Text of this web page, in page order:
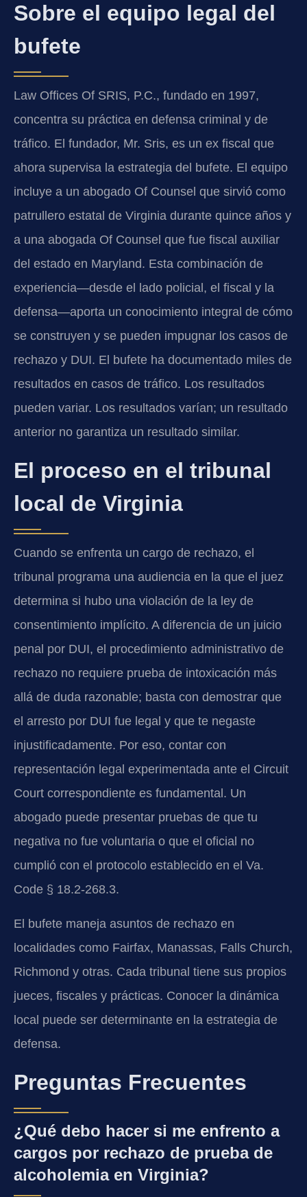
Sobre el equipo legal del
bufete
Law Offices Of SRIS, P.C., fundado en 1997,
concentra su práctica en defensa criminal y de
tráfico. El fundador, Mr. Sris, es un ex fiscal que
ahora supervisa la estrategia del bufete. El equipo
incluye a un abogado Of Counsel que sirvió como
patrullero estatal de Virginia durante quince años y
a una abogada Of Counsel que fue fiscal auxiliar
del estado en Maryland. Esta combinación de
experiencia—desde el lado policial, el fiscal y la
defensa—aporta un conocimiento integral de cómo
se construyen y se pueden impugnar los casos de
rechazo y DUI. El bufete ha documentado miles de
resultados en casos de tráfico. Los resultados
pueden variar. Los resultados varían; un resultado
anterior no garantiza un resultado similar.
El proceso en el tribunal
local de Virginia
Cuando se enfrenta un cargo de rechazo, el
tribunal programa una audiencia en la que el juez
determina si hubo una violación de la ley de
consentimiento implícito. A diferencia de un juicio
penal por DUI, el procedimiento administrativo de
rechazo no requiere prueba de intoxicación más
allá de duda razonable; basta con demostrar que
el arresto por DUI fue legal y que te negaste
injustificadamente. Por eso, contar con
representación legal experimentada ante el Circuit
Court correspondiente es fundamental. Un
abogado puede presentar pruebas de que tu
negativa no fue voluntaria o que el oficial no
cumplió con el protocolo establecido en el Va.
Code § 18.2-268.3.
El bufete maneja asuntos de rechazo en
localidades como Fairfax, Manassas, Falls Church,
Richmond y otras. Cada tribunal tiene sus propios
jueces, fiscales y prácticas. Conocer la dinámica
local puede ser determinante en la estrategia de
defensa.
Preguntas Frecuentes
¿Qué debo hacer si me enfrento a
cargos por rechazo de prueba de
alcoholemia en Virginia?